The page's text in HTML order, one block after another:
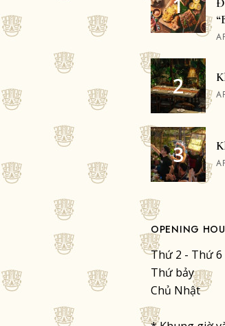
OPENING
Thứ 2 - Thứ 6
Thứ bảy
Chủ Nhật